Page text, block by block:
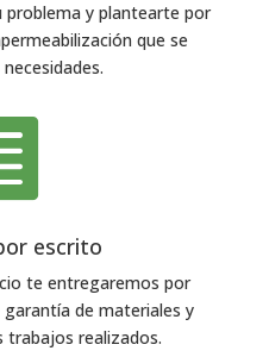
problema y plantearte por
que se
escrito
te entregaremos por
de materiales y
trabajos realizados.